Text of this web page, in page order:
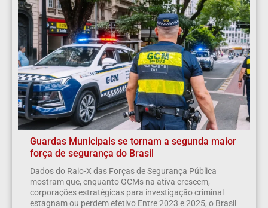
Guardas Municipais se tornam a segunda maior
força de segurança do Brasil
Dados do Raio-X das Forças de Segurança Pública
mostram que, enquanto GCMs na ativa crescem,
corporações estratégicas para investigação criminal
estagnam ou perdem efetivo Entre 2023 e 2025, o Brasil